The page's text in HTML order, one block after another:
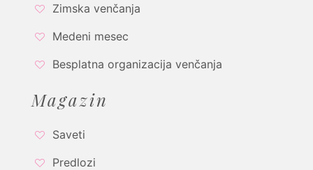
Zimska venčanja
Medeni mesec
Besplatna organizacija venčanja
Magazin
Saveti
Predlozi